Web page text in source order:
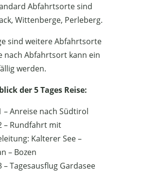
Abfahrtsorte sind
Wittenberge, Perleberg.
sind weitere Abfahrtsorte
nach Abfahrtsort kann ein
werden.
der 5 Tages Reise:
– Anreise nach Südtirol
– Rundfahrt mit
Kalterer See –
– Bozen
– Tagesausflug Gardasee